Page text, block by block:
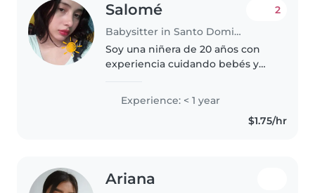
Salomé
Babysitter in Santo Domingo de los Colorados
2
Soy una niñera de 20 años con
experiencia cuidando bebés y
tengo certificados de primeros
auxilios, soy una persona
Experience: < 1 year
$1.75/hr
Ariana